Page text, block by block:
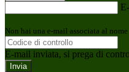
Non hai una e-mail associata al
E-mail inviata, si prega di